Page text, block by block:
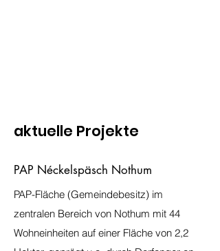
aktuelle Projekte
PAP Néckelspäsch Nothum
PAP-Fläche (Gemeindebesitz) im
zentralen Bereich von Nothum mit 44
Wohneinheiten auf einer Fläche von 2,2